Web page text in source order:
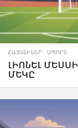
ՀԱՅՏՆԻՆԵՐ ,ՍՊՈՐՏ
ԼԻՈՆԵԼ
ՄԵԿԸ